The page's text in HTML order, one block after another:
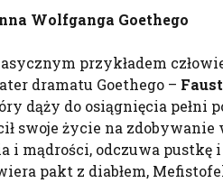
Wolfganga Goethego
przykładem
dramatu Goethego – Faust
dąży do osiągnięcia pełni
swoje życie na zdobywanie
i mądrości, odczuwa pustkę
pakt z diabłem,